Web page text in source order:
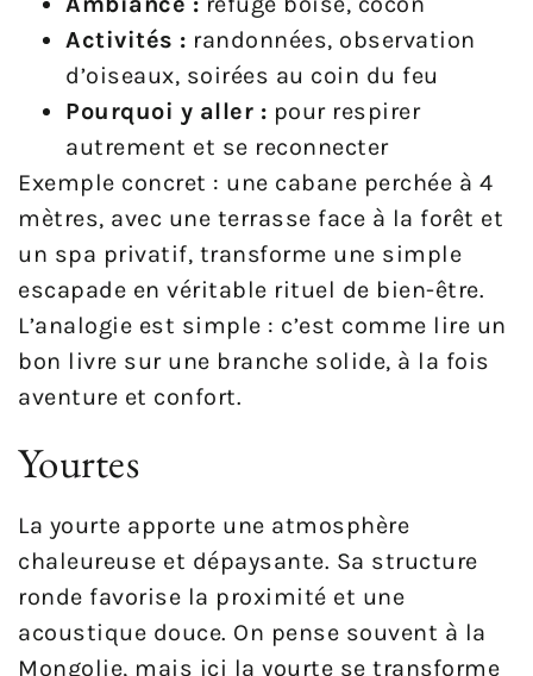
Activités : randonnées, observation
d’oiseaux, soirées au coin du feu
Pourquoi y aller : pour respirer
autrement et se reconnecter
Exemple concret : une cabane perchée à 4
mètres, avec une terrasse face à la forêt et
un spa privatif, transforme une simple
escapade en véritable rituel de bien-être.
L’analogie est simple : c’est comme lire un
bon livre sur une branche solide, à la fois
aventure et confort.
Yourtes
La yourte apporte une atmosphère
chaleureuse et dépaysante. Sa structure
ronde favorise la proximité et une
acoustique douce. On pense souvent à la
Mongolie, mais ici la yourte se transforme